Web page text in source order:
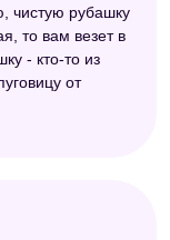
чистую рубашку
то вам везет в
- кто-то из
от